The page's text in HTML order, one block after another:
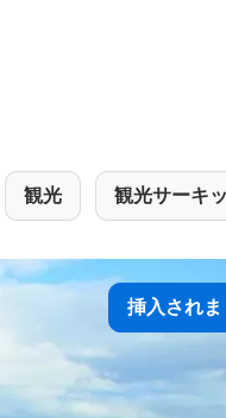
観光 観光サーキ
挿入され